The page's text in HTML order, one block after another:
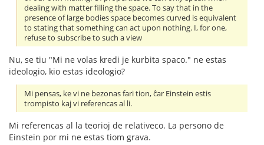
dealing with matter filling the space. To say that in the
presence of large bodies space becomes curved is equivalent
to stating that something can act upon nothing. I, for one,
refuse to subscribe to such a view
Nu, se tiu "Mi ne volas kredi je kurbita spaco." ne estas
ideologio, kio estas ideologio?
Mi pensas, ke vi ne bezonas fari tion, ĉar Einstein estis
trompisto kaj vi referencas al li.
Mi referencas al la teorioj de relativeco. La persono de
Einstein por mi ne estas tiom grava.